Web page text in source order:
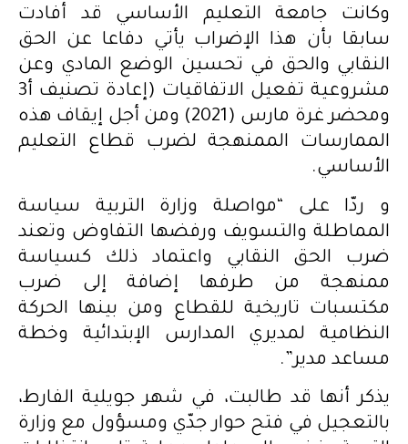
وكانت جامعة التعليم الأساسي قد أفادت
سابقا بأن هذا الإضراب يأتي دفاعا عن الحق
النقابي والحق في تحسين الوضع المادي وعن
مشروعية تفعيل الاتفاقيات (إعادة تصنيف أ3
ومحضر غرة مارس (2021) ومن أجل إيقاف هذه
الممارسات الممنهجة لضرب قطاع التعليم
الأساسي.
و ردّا على “مواصلة وزارة التربية سياسة
المماطلة والتسويف ورفضها التفاوض وتعند
ضرب الحق النقابي واعتماد ذلك كسياسة
ممنهجة من طرفها إضافة إلى ضرب
مكتسبات تاريخية للقطاع ومن بينها الحركة
النظامية لمديري المدارس الإبتدائية وخطة
مساعد مدير”.
يذكر أنها قد طالبت، في شهر جويلية الفارط،
بالتعجيل في فتح حوار جدّي ومسؤول مع وزارة